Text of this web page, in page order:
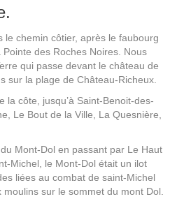
le chemin côtier, après le faubourg
des Roches Noires. Nous
qui passe devant le château de
sur la plage de Château-Richeux.
la côte, jusqu’à Saint-Benoit-des-
Le Bout de la Ville, La Quesnière,
Mont-Dol en passant par Le Haut
Michel, le Mont-Dol était un ilot
liées au combat de saint-Michel
sur le sommet du mont Dol.